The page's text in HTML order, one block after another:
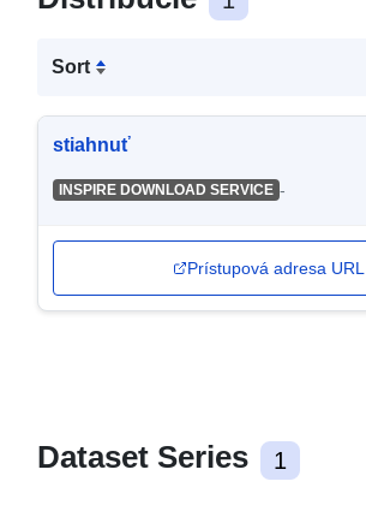
Sort
stiahnuť
INSPIRE DOWNLOAD SERVICE -
Prístupová adresa URL
Dataset Series 1